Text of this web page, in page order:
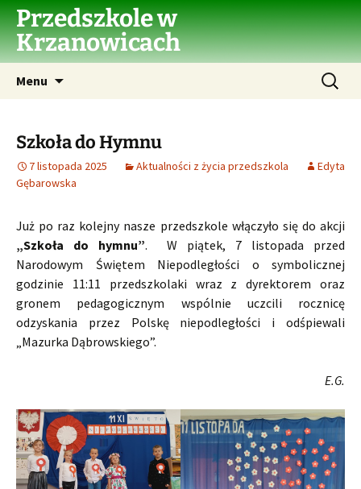
Przejdź
do
treści
Przedszkole w
Krzanowicach
Menu Szukaj:
Szkoła do Hymnu
7 listopada 2025 Aktualności z życia przedszkola
Edyta
Gębarowska
Już po raz kolejny nasze przedszkole włączyło się do akcji
„Szkoła do hymnu”. W piątek, 7 listopada przed
Narodowym Świętem Niepodległości o symbolicznej
godzinie 11:11 przedszkolaki wraz z dyrektorem oraz
gronem pedagogicznym wspólnie uczcili rocznicę
odzyskania przez Polskę niepodległości i odśpiewali
„Mazurka Dąbrowskiego”.
E.G.